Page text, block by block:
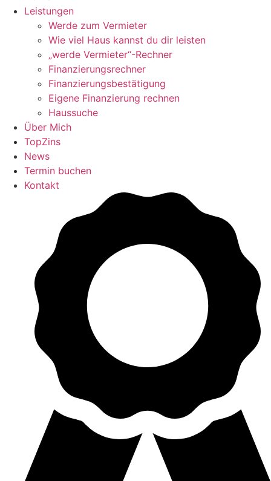
Leistungen
Werde zum Vermieter
Wie viel Haus kannst du dir leisten
„werde Vermieter“-Rechner
Finanzierungsrechner
Finanzierungsbestätigung
Eigene Finanzierung rechnen
Haussuche
Über Mich
TopZins
News
Termin buchen
Kontakt